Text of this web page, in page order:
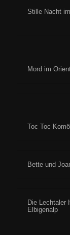
Stille Nacht
Mord im
Toc Toc
Bette und
Die Lechtaler
Elbigenalp